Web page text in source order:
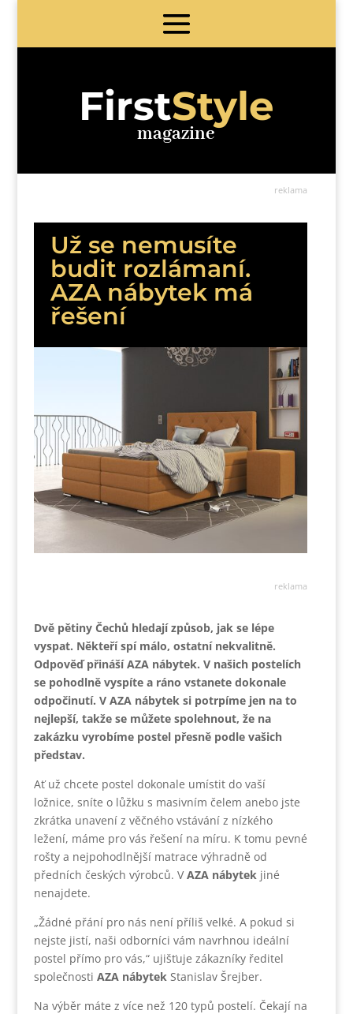
FirstStyle
magazine
reklama
Už se nemusíte
budit rozlámaní.
AZA nábytek má
řešení
reklama
Dvě pětiny Čechů hledají způsob, jak se lépe
vyspat. Někteří spí málo, ostatní nekvalitně.
Odpověď přináší AZA nábytek. V našich postelích
se pohodlně vyspíte a ráno vstanete dokonale
odpočinutí. V AZA nábytek si potrpíme jen na to
nejlepší, takže se můžete spolehnout, že na
zakázku vyrobíme postel přesně podle vašich
představ.
Ať už chcete postel dokonale umístit do vaší
ložnice, sníte o lůžku s masivním čelem anebo jste
zkrátka unavení z věčného vstávání z nízkého
ležení, máme pro vás řešení na míru. K tomu pevné
rošty a nejpohodlnější matrace výhradně od
předních českých výrobců. VAZA nábytekjiné
nenajdete.
„Žádné přání pro nás není příliš velké. A pokud si
nejste jistí, naši odborníci vám navrhnou ideální
postel přímo pro vás,“ ujišťuje zákazníky ředitel
společnosti AZA nábytek Stanislav Šrejber.
Na výběr máte z více než 120 typů postelí. Čekají na